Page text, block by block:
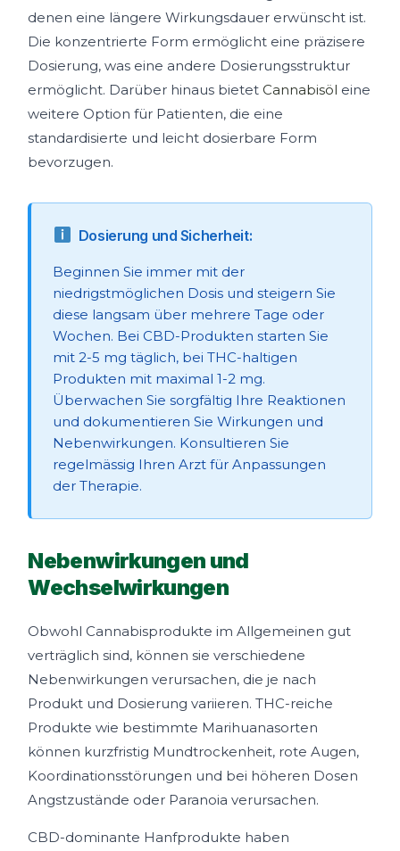
denen eine längere Wirkungsdauer erwünscht ist.
Die konzentrierte Form ermöglicht eine präzisere
Dosierung, was eine andere Dosierungsstruktur
ermöglicht. Darüber hinaus bietet Cannabisöl eine
weitere Option für Patienten, die eine
standardisierte und leicht dosierbare Form
bevorzugen.
Dosierung und Sicherheit:
Beginnen Sie immer mit der
niedrigstmöglichen Dosis und steigern Sie
diese langsam über mehrere Tage oder
Wochen. Bei CBD-Produkten starten Sie
mit 2-5 mg täglich, bei THC-haltigen
Produkten mit maximal 1-2 mg.
Überwachen Sie sorgfältig Ihre Reaktionen
und dokumentieren Sie Wirkungen und
Nebenwirkungen. Konsultieren Sie
regelmässig Ihren Arzt für Anpassungen
der Therapie.
Nebenwirkungen und
Wechselwirkungen
Obwohl Cannabisprodukte im Allgemeinen gut
verträglich sind, können sie verschiedene
Nebenwirkungen verursachen, die je nach
Produkt und Dosierung variieren. THC-reiche
Produkte wie bestimmte Marihuanasorten
können kurzfristig Mundtrockenheit, rote Augen,
Koordinationsstörungen und bei höheren Dosen
Angstzustände oder Paranoia verursachen.
CBD-dominante Hanfprodukte haben